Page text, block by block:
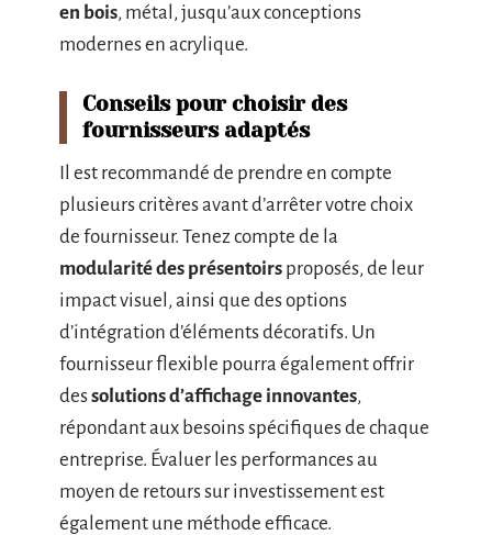
en bois, métal, jusqu’aux conceptions
modernes en acrylique.
Conseils pour choisir des
fournisseurs adaptés
Il est recommandé de prendre en compte
plusieurs critères avant d’arrêter votre choix
de fournisseur. Tenez compte de la
modularité des présentoirs proposés, de leur
impact visuel, ainsi que des options
d’intégration d’éléments décoratifs. Un
fournisseur flexible pourra également offrir
dessolutions d’affichage innovantes,
répondant aux besoins spécifiques de chaque
entreprise. Évaluer les performances au
moyen de retours sur investissement est
également une méthode efficace.